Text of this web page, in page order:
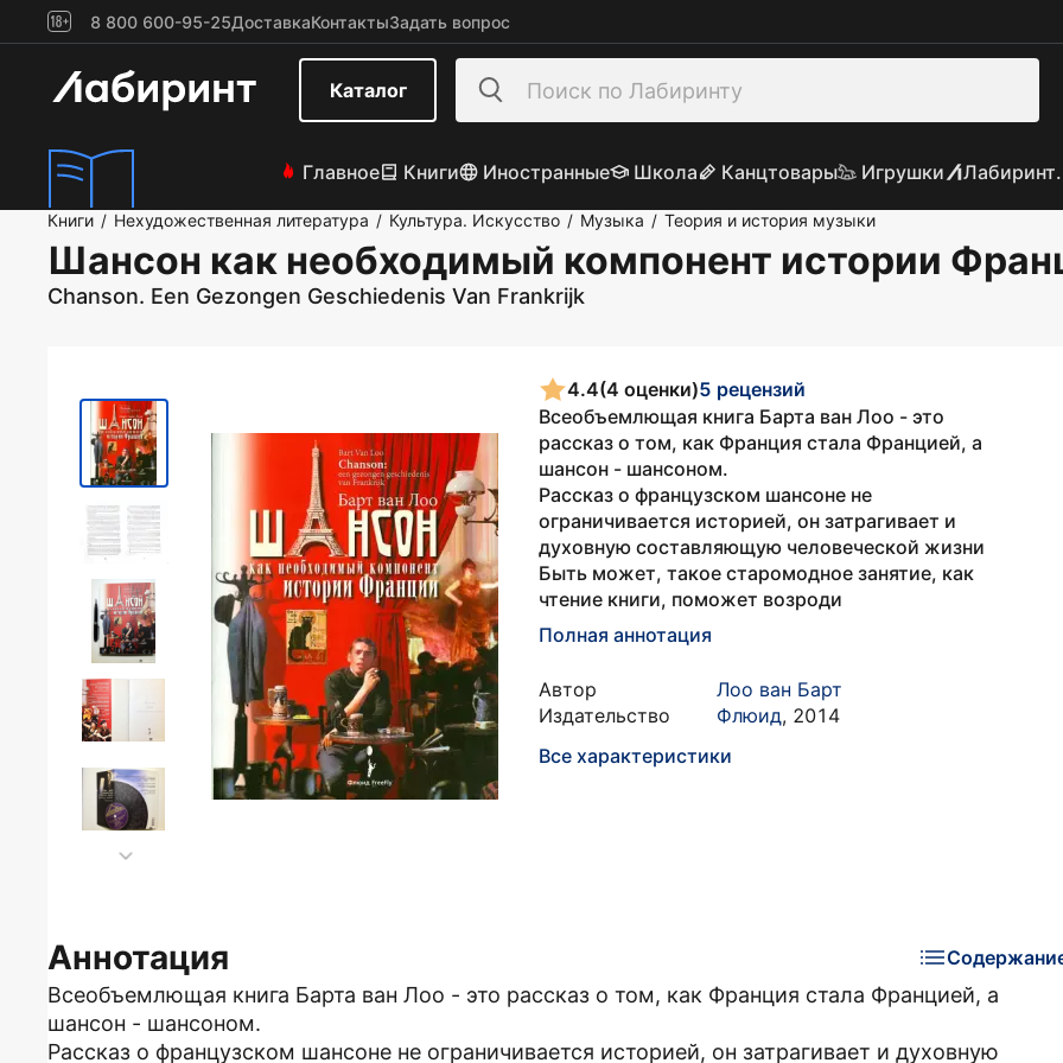
8 800 600-95-25ДоставкаКонтактыЗадать вопрос
Каталог
Главное Книги Иностранные Школа Канцтовары Игрушки
Книги / Нехудожественная литература / Культура. Искусство / Музыка / Теория и история музыки
Шансон как необходимый компонент истории
Chanson. Een Gezongen Geschiedenis Van Frankrijk
4.4(4 оценки)5 рецензий
Всеобъемлющая книга Барта ван Лоо - это
рассказ о том, как Франция стала Францией, а
шансон - шансоном.
Рассказ о французском шансоне не
ограничивается историей, он затрагивает и
духовную составляющую человеческой жизни
Быть может, такое старомодное занятие, как
чтение книги, поможет возроди
Полная аннотация
Автор
Лоо ван Барт
Издательство
Флюид, 2014
Все характеристики
Аннотация
Всеобъемлющая книга Барта ван Лоо - это рассказ о том, как Франция стала Францией, а
шансон - шансоном.
Рассказ о французском шансоне не ограничивается историей, он затрагивает и духовную